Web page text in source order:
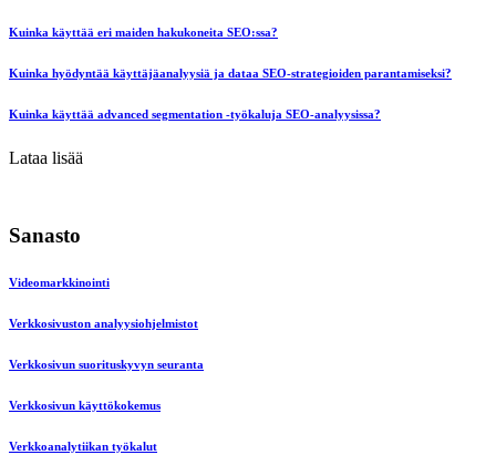
Kuinka käyttää eri maiden hakukoneita SEO:ssa?
Kuinka hyödyntää käyttäjäanalyysiä ja dataa SEO-strategioiden parantamiseksi?
Kuinka käyttää advanced segmentation -työkaluja SEO-analyysissa?
Lataa lisää
Sanasto
Videomarkkinointi
Verkkosivuston analyysiohjelmistot
Verkkosivun suorituskyvyn seuranta
Verkkosivun käyttökokemus
Verkkoanalytiikan työkalut